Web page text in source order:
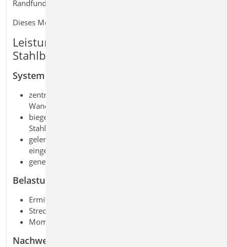
Randfundamenten unter komplexen Lastsituationen.
Dieses Modul ist auch verfügbar als S501.at | .uk
Leistungsmerkmale S501.de
Stahlbeton-Randstreifenfundament
System
zentrische oder exzentrische Anordnung unter der
Wand
biegesteif angeschlossene Stahlbeton-Sohlplatte oder
Stahlbeton-Wand
gelenkige, teilweise eingespannte oder voll
eingespannte Lagerung des Wandkopfs
geneigte Geländeoberfläche
Belastung
Ermittlung der Eigenlast (automatisch)
Streckenlasten in Wandachse (H/V)
Momente an Oberkante Fundament
Nachweise